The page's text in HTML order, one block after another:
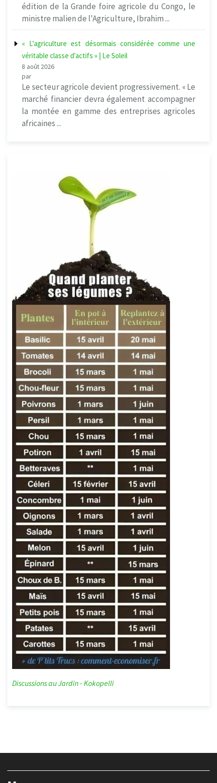
édition de la Grande foire agricole du Congo, le
ministre malien de l'Agriculture, Ibrahim ...
« L'agriculture est désormais considérée comme une
véritable classe d'actifs » | Le Soleil
8 août 2026
par
Le secteur agricole devient progressivement. « Le
marché financier devra également accompagner
la montée en gamme des entreprises agricoles
africaines ...
Discussions au Jardin - Kokopelli